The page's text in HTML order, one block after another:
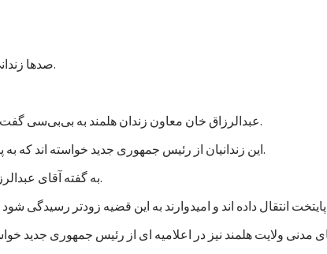
صدها زندانی در ولایت هلمند در جنوب افغانستان اعتصاب غذایی کردند.
عبدالرزاق خان معاون زندان هلمند به بی‌بی‌سی گفت که نزدیک به هزار زندانی در این زندان اعتصاب غذایی کردند.
این زندانیان از رئیس جمهوری جدید خواسته اند که به پرونده های آنها رسیدگی شود و در مجازات شان تخفیف بیاید.
به گفته آقای عبدالرزاق، اعتصاب کنندگان شامل زندانیان جنایی و سیاسی است.